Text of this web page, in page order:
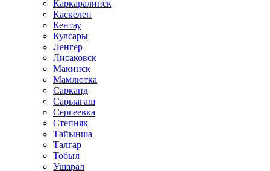
Каркаралинск
Каскелен
Кентау
Кулсары
Ленгер
Лисаковск
Макинск
Мамлютка
Сарканд
Сарыагаш
Сергеевка
Степняк
Тайынша
Талгар
Тобыл
Ушарал